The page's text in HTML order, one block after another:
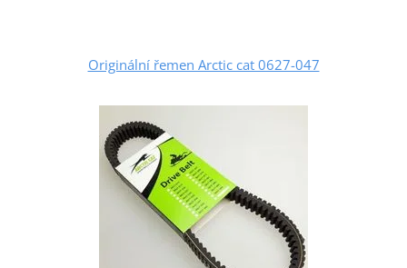
Originální řemen Arctic cat 0627-047